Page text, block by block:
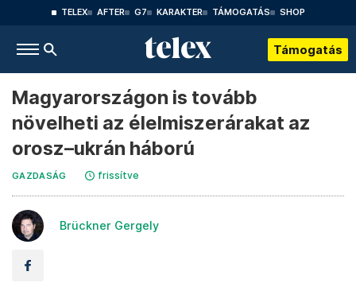
TELEX AFTER G7 KARAKTER TÁMOGATÁS SHOP
Támogatás
Magyarországon is tovább
növelheti az élelmiszerárakat az
orosz–ukrán háború
GAZDASÁG frissítve
Brückner Gergely